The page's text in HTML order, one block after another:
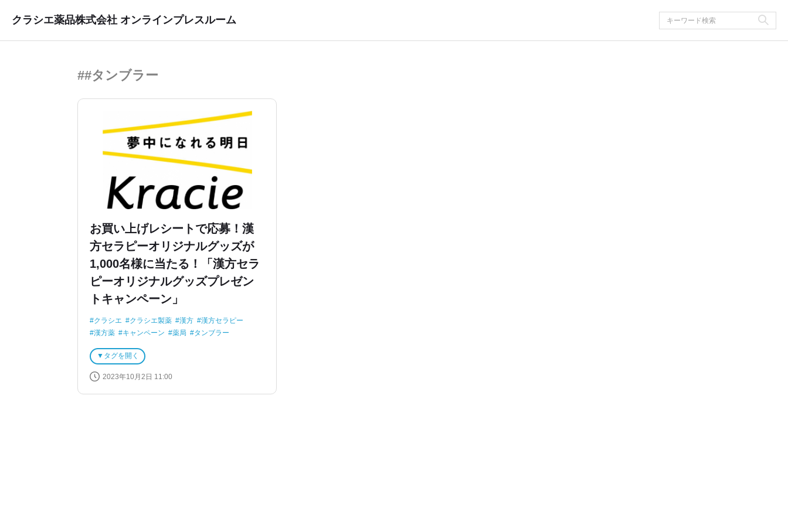
クラシエ薬品株式会社 オンラインプレスルーム
##タンブラー
お買い上げレシートで応募！漢
方セラピーオリジナルグッズが
1,000名様に当たる！「漢方セラ
ピーオリジナルグッズプレゼン
トキャンペーン」
クラシエ クラシエ製薬 漢方
漢方セラピー
漢方薬
キャンペーン 薬局
タンブラー
タグを開く
2023年10月2日 11:00